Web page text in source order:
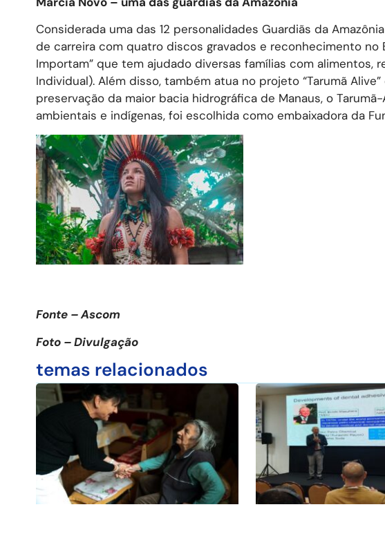
Considerada uma das 12 personalidades Guardiãs da
de carreira com quatro discos gravados e reconhecimento no
Importam” que tem ajudado diversas famílias com alimentos,
Individual). Além disso, também atua no projeto “Tarumã
preservação da maior bacia hidrográfica de Manaus, o
ambientais e indígenas, foi escolhida como embaixadora da
Fonte – Ascom
Foto – Divulgação
temas relacionados